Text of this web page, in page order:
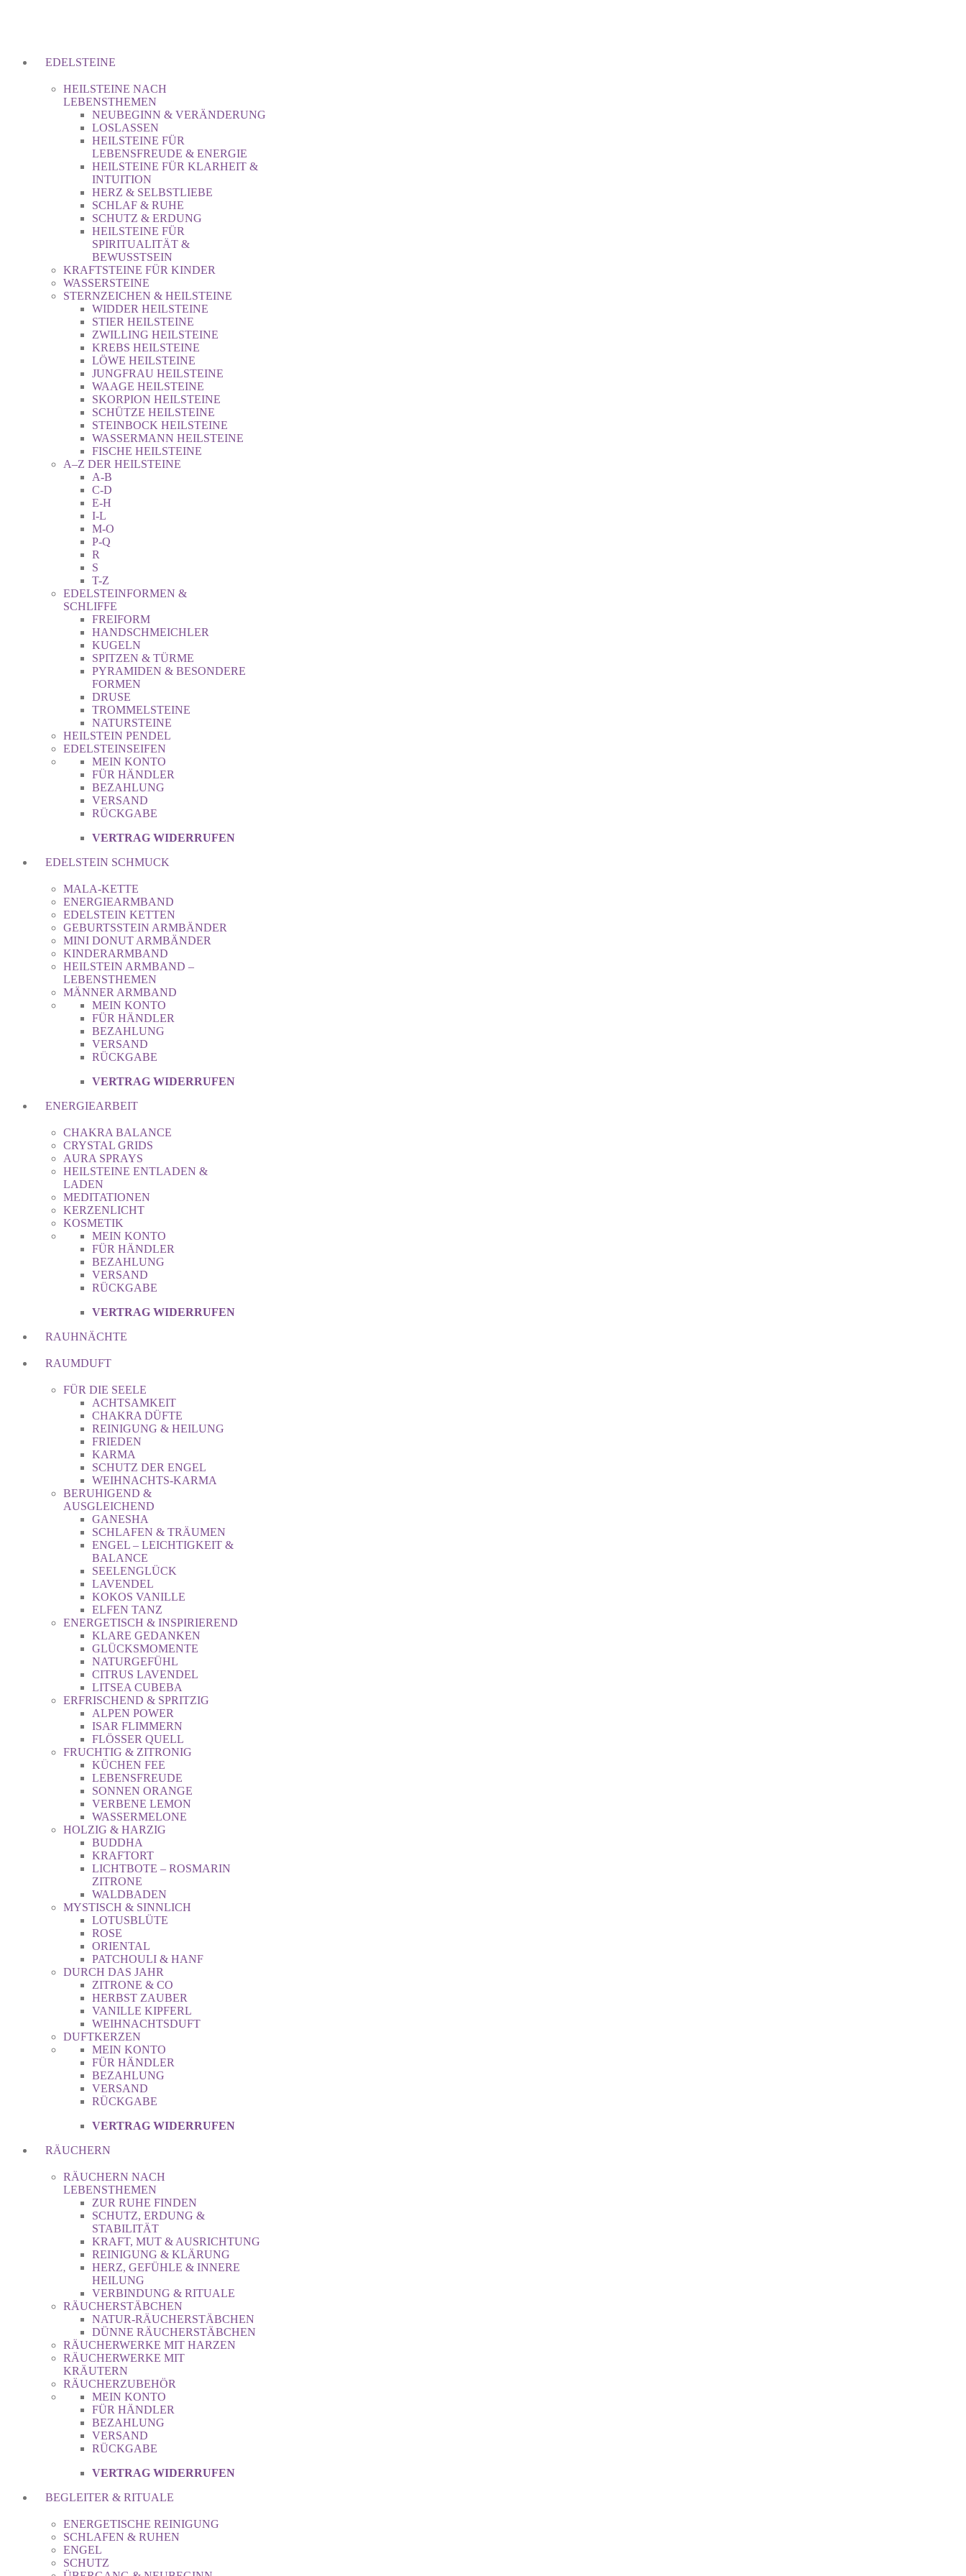
EDELSTEINE
HEILSTEINE NACH
LEBENSTHEMEN
NEUBEGINN & VERÄNDERUNG
LOSLASSEN
HEILSTEINE FÜR
LEBENSFREUDE & ENERGIE
HEILSTEINE FÜR KLARHEIT &
INTUITION
HERZ & SELBSTLIEBE
SCHLAF & RUHE
SCHUTZ & ERDUNG
HEILSTEINE FÜR
SPIRITUALITÄT &
BEWUSSTSEIN
KRAFTSTEINE FÜR KINDER
WASSERSTEINE
STERNZEICHEN & HEILSTEINE
WIDDER HEILSTEINE
STIER HEILSTEINE
ZWILLING HEILSTEINE
KREBS HEILSTEINE
LÖWE HEILSTEINE
JUNGFRAU HEILSTEINE
WAAGE HEILSTEINE
SKORPION HEILSTEINE
SCHÜTZE HEILSTEINE
STEINBOCK HEILSTEINE
WASSERMANN HEILSTEINE
FISCHE HEILSTEINE
A–Z DER HEILSTEINE
A-B
C-D
E-H
I-L
M-O
P-Q
R
S
T-Z
EDELSTEINFORMEN &
SCHLIFFE
FREIFORM
HANDSCHMEICHLER
KUGELN
SPITZEN & TÜRME
PYRAMIDEN & BESONDERE
FORMEN
DRUSE
TROMMELSTEINE
NATURSTEINE
HEILSTEIN PENDEL
EDELSTEINSEIFEN
MEIN KONTO
FÜR HÄNDLER
BEZAHLUNG
VERSAND
RÜCKGABE
VERTRAG WIDERRUFEN
EDELSTEIN SCHMUCK
MALA-KETTE
ENERGIEARMBAND
EDELSTEIN KETTEN
GEBURTSSTEIN ARMBÄNDER
MINI DONUT ARMBÄNDER
KINDERARMBAND
HEILSTEIN ARMBAND –
LEBENSTHEMEN
MÄNNER ARMBAND
MEIN KONTO
FÜR HÄNDLER
BEZAHLUNG
VERSAND
RÜCKGABE
VERTRAG WIDERRUFEN
ENERGIEARBEIT
CHAKRA BALANCE
CRYSTAL GRIDS
AURA SPRAYS
HEILSTEINE ENTLADEN &
LADEN
MEDITATIONEN
KERZENLICHT
KOSMETIK
MEIN KONTO
FÜR HÄNDLER
BEZAHLUNG
VERSAND
RÜCKGABE
VERTRAG WIDERRUFEN
RAUHNÄCHTE
RAUMDUFT
FÜR DIE SEELE
ACHTSAMKEIT
CHAKRA DÜFTE
REINIGUNG & HEILUNG
FRIEDEN
KARMA
SCHUTZ DER ENGEL
WEIHNACHTS-KARMA
BERUHIGEND &
AUSGLEICHEND
GANESHA
SCHLAFEN & TRÄUMEN
ENGEL – LEICHTIGKEIT &
BALANCE
SEELENGLÜCK
LAVENDEL
KOKOS VANILLE
ELFEN TANZ
ENERGETISCH & INSPIRIEREND
KLARE GEDANKEN
GLÜCKSMOMENTE
NATURGEFÜHL
CITRUS LAVENDEL
LITSEA CUBEBA
ERFRISCHEND & SPRITZIG
ALPEN POWER
ISAR FLIMMERN
FLÖSSER QUELL
FRUCHTIG & ZITRONIG
KÜCHEN FEE
LEBENSFREUDE
SONNEN ORANGE
VERBENE LEMON
WASSERMELONE
HOLZIG & HARZIG
BUDDHA
KRAFTORT
LICHTBOTE – ROSMARIN
ZITRONE
WALDBADEN
MYSTISCH & SINNLICH
LOTUSBLÜTE
ROSE
ORIENTAL
PATCHOULI & HANF
DURCH DAS JAHR
ZITRONE & CO
HERBST ZAUBER
VANILLE KIPFERL
WEIHNACHTSDUFT
DUFTKERZEN
MEIN KONTO
FÜR HÄNDLER
BEZAHLUNG
VERSAND
RÜCKGABE
VERTRAG WIDERRUFEN
RÄUCHERN
RÄUCHERN NACH
LEBENSTHEMEN
ZUR RUHE FINDEN
SCHUTZ, ERDUNG &
STABILITÄT
KRAFT, MUT & AUSRICHTUNG
REINIGUNG & KLÄRUNG
HERZ, GEFÜHLE & INNERE
HEILUNG
VERBINDUNG & RITUALE
RÄUCHERSTÄBCHEN
NATUR-RÄUCHERSTÄBCHEN
DÜNNE RÄUCHERSTÄBCHEN
RÄUCHERWERKE MIT HARZEN
RÄUCHERWERKE MIT
KRÄUTERN
RÄUCHERZUBEHÖR
MEIN KONTO
FÜR HÄNDLER
BEZAHLUNG
VERSAND
RÜCKGABE
VERTRAG WIDERRUFEN
BEGLEITER & RITUALE
ENERGETISCHE REINIGUNG
SCHLAFEN & RUHEN
ENGEL
SCHUTZ